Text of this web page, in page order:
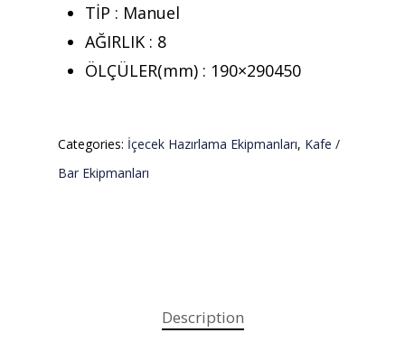
TİP : Manuel
AĞIRLIK : 8
ÖLÇÜLER(mm) : 190×290450
Categories: İçecek Hazırlama Ekipmanları, Kafe /
Bar Ekipmanları
DescriptionKurumsal